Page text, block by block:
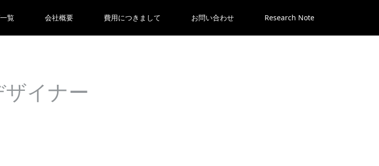
覧 会社概要 費用につきまして お問い合わせ Research Note
ザイナー